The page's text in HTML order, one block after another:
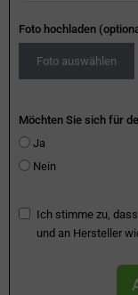
Foto hochladen
Foto auswählen
Möchten Sie sich für
Ja
Nein
Ich stimme zu,
und an Hersteller